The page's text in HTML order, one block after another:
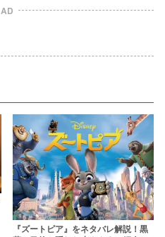
AD
『ズートピア』をネタバレ解説！黒